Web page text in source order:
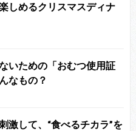
しめるクリスマスディナ
いための「おむつ使用証
なもの？
激して、“食べるチカラ”を